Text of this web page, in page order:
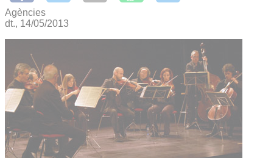
Agències
dt., 14/05/2013